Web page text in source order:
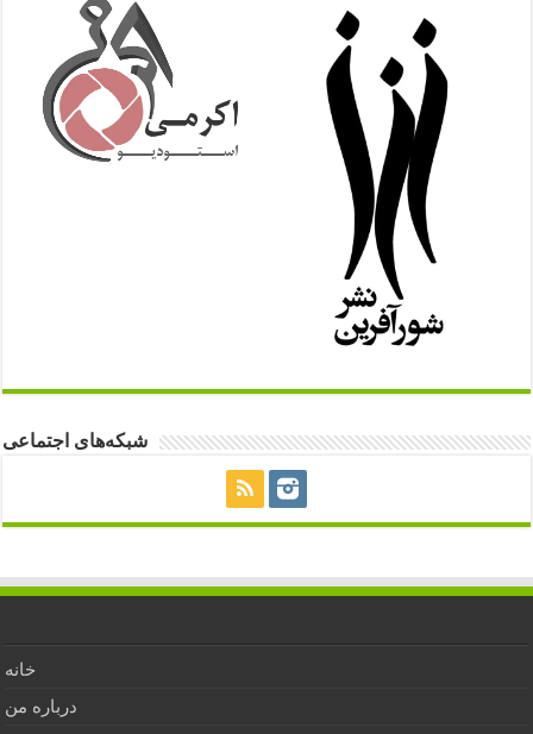
شبکه‌های اجتماعی
خانه
درباره من